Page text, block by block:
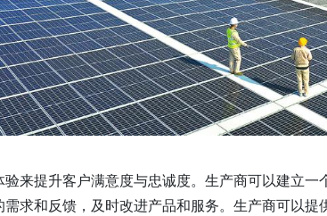
来提升客户满意度与忠诚度。生产商可以建立
求和反馈，及时改进产品和服务。生产商可以